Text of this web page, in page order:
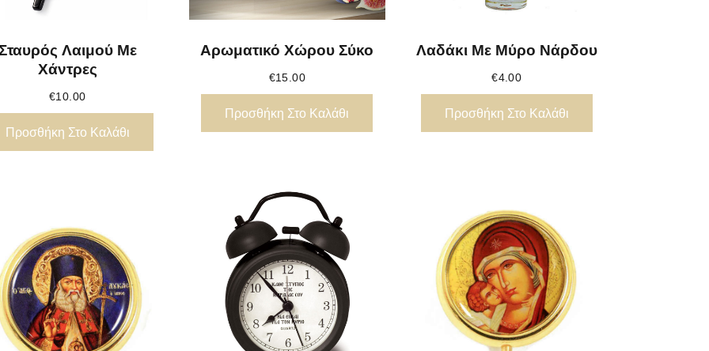
Λαιμού Με
Χάντρες
€10.00
Προσθήκη Στο Καλάθι
Αρωματικό Χώρου Σύκο
€15.00
Προσθήκη Στο Καλάθι
Λαδάκι Με Μύρο Νάρδου
€4.00
Προσθήκη Στο Καλάθι